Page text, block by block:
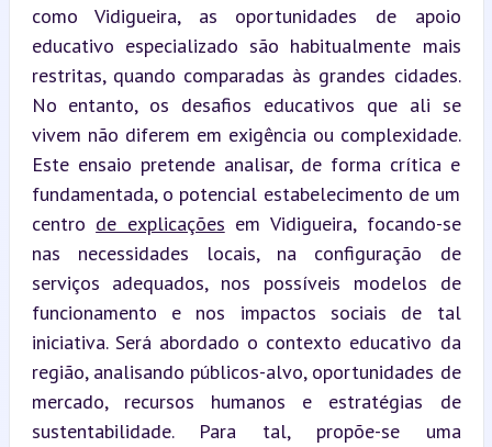
como Vidigueira, as oportunidades de apoio
educativo especializado são habitualmente mais
restritas, quando comparadas às grandes cidades.
No entanto, os desafios educativos que ali se
vivem não diferem em exigência ou complexidade.
Este ensaio pretende analisar, de forma crítica e
fundamentada, o potencial estabelecimento de um
centro de explicações em Vidigueira, focando-se
nas necessidades locais, na configuração de
serviços adequados, nos possíveis modelos de
funcionamento e nos impactos sociais de tal
iniciativa. Será abordado o contexto educativo da
região, analisando públicos-alvo, oportunidades de
mercado, recursos humanos e estratégias de
sustentabilidade. Para tal, propõe-se uma